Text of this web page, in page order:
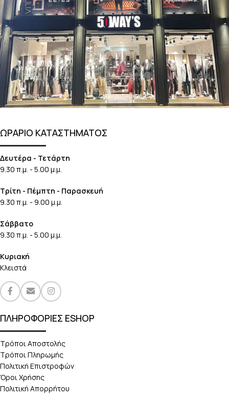
ΩΡΑΡΙΟ ΚΑΤΑΣΤΗΜΑΤΟΣ
Δευτέρα - Τετάρτη
9.30 π.μ. - 5.00 μ.μ.
Τρίτη - Πέμπτη - Παρασκευή
9.30 π.μ. - 9.00 μ.μ.
Σάββατο
9.30 π.μ. - 5.00 μ.μ.
Κυριακή
Κλειστά
ΠΛΗΡΟΦΟΡΙΕΣ ESHOP
Τρόποι Αποστολής
Τρόποι Πληρωμής
Πολιτική Επιστροφών
Όροι Χρήσης
Πολιτική Απορρήτου